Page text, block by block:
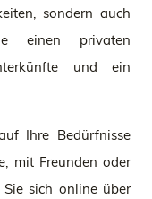
sondern auch
einen privaten
und ein
Ihre Bedürfnisse
mit Freunden oder
Sie sich online über